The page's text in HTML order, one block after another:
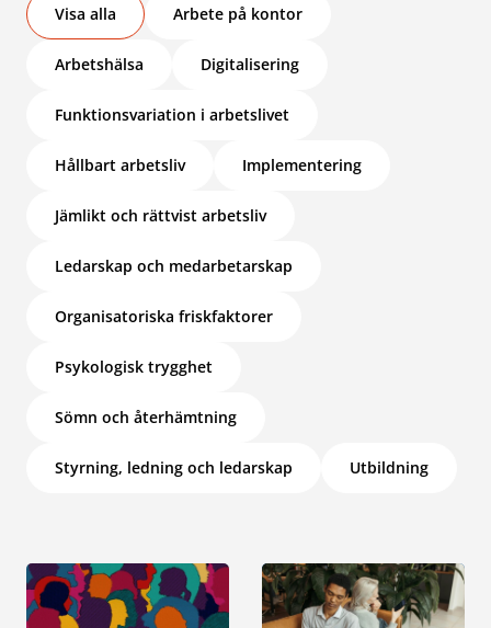
Visa alla
inlägg från Norbet
Arbete på kontor
Arbetshälsa Digitalisering
Funktionsvariation i arbetslivet
Hållbart arbetsliv Implementering
Jämlikt och rättvist arbetsliv
Ledarskap och medarbetarskap
Organisatoriska friskfaktorer
Psykologisk trygghet
Sömn och återhämtning
Styrning, ledning och ledarskap Utbildning